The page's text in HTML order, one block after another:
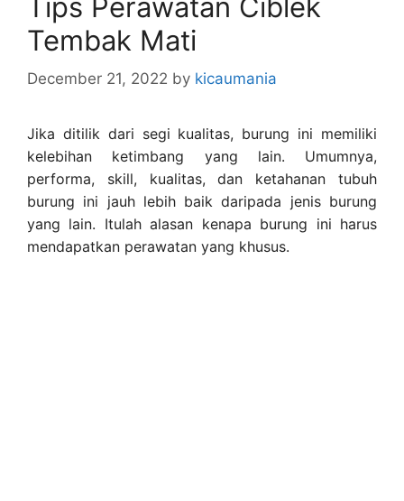
Tips Perawatan Ciblek
Tembak Mati
December 21, 2022 by kicaumania
Jika ditilik dari segi kualitas, burung ini memiliki
kelebihan ketimbang yang lain. Umumnya,
performa, skill, kualitas, dan ketahanan tubuh
burung ini jauh lebih baik daripada jenis burung
yang lain. Itulah alasan kenapa burung ini harus
mendapatkan perawatan yang khusus.